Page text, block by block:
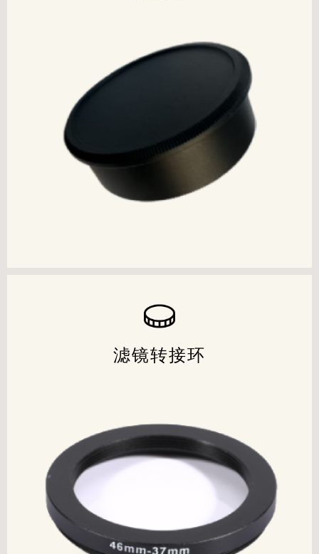
CE FCC Rohs Reach
欢迎各界朋友和客户光临指导
滤镜转接环
滤镜转接环
CE FCC Rohs Reach